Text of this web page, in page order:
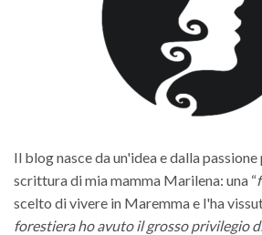
Il blog nasce da un'idea e dalla
scrittura di mia mamma Marilena: una “
scelto di vivere in Maremma e l'ha
forestiera ho avuto il grosso privilegio